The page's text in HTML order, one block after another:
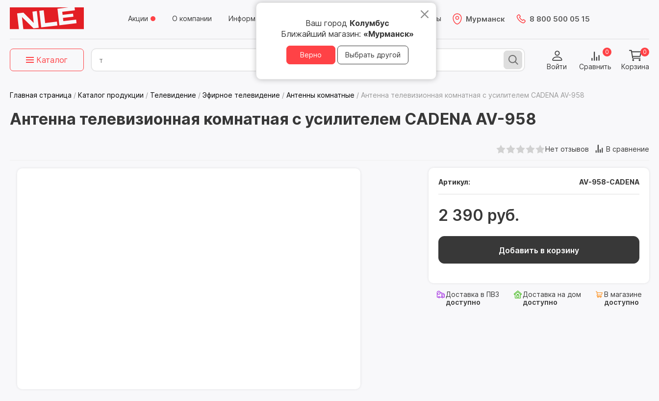
Акции О компании Информация Юридическим лицам Магазины Мурманск
Ваш город Колумбус
Ближайший магазин: «Мурманск»
Верно Выбрать другой
8 800 500 05 15
Каталог
Войти Сравнить
0
Корзина
0
Главная страница / Каталог продукции / Телевидение / Эфирное телевидение / Антенны комнатные / Антенна телевизионная комнатная с усилителем CADENA AV-958
Антенна телевизионная комнатная с усилителем CADENA AV-958
Нет отзывов В сравнение
Артикул: AV-958-CADENA
2 390 руб.
Добавить в корзину
Доставка в ПВЗ
доступно
Доставка на дом
доступно
В магазине
доступно